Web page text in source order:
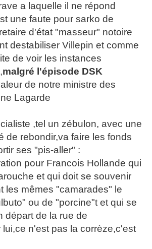
a laquelle il ne répond
une faute pour sarko de
d'état "masseur" notoire
destabiliser Villepin et comme
de voir les instances
malgré l'épisode DSK
de notre ministre des
Lagarde
,tel un zébulon, avec une
de rebondir,va faire les fonds
ses "pis-aller" :
pour Francois Hollande qui
et qui doit se souvenir
les mêmes "camarades" le
ou de "porcine"t et qui se
départ de la rue de
lui,ce n'est pas la corrèze,c'est